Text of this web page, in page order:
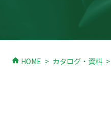
home HOME カタログ・資料